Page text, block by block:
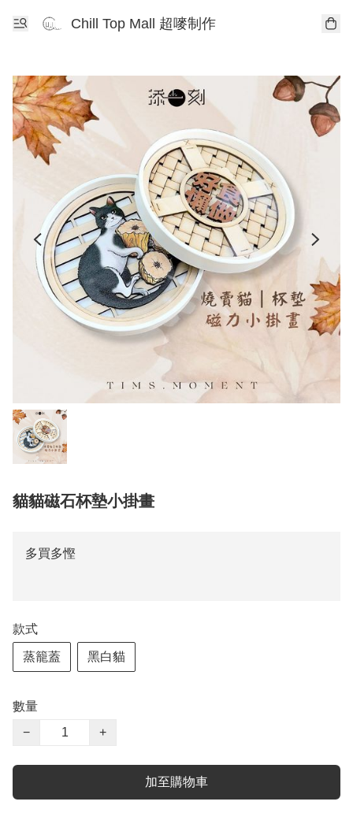
Chill Top Mall 超嘜制作
貓貓磁石杯墊小掛畫
多買多慳
款式
蒸籠蓋 黑白貓
數量
−
+
加至購物車